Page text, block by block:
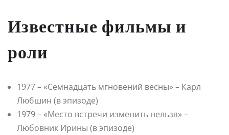
Известные фильмы и
роли
1977 – «Семнадцать мгновений весны» – Карл
Любшин (в эпизоде)
1979 – «Место встречи изменить нельзя» –
Любовник Ирины (в эпизоде)